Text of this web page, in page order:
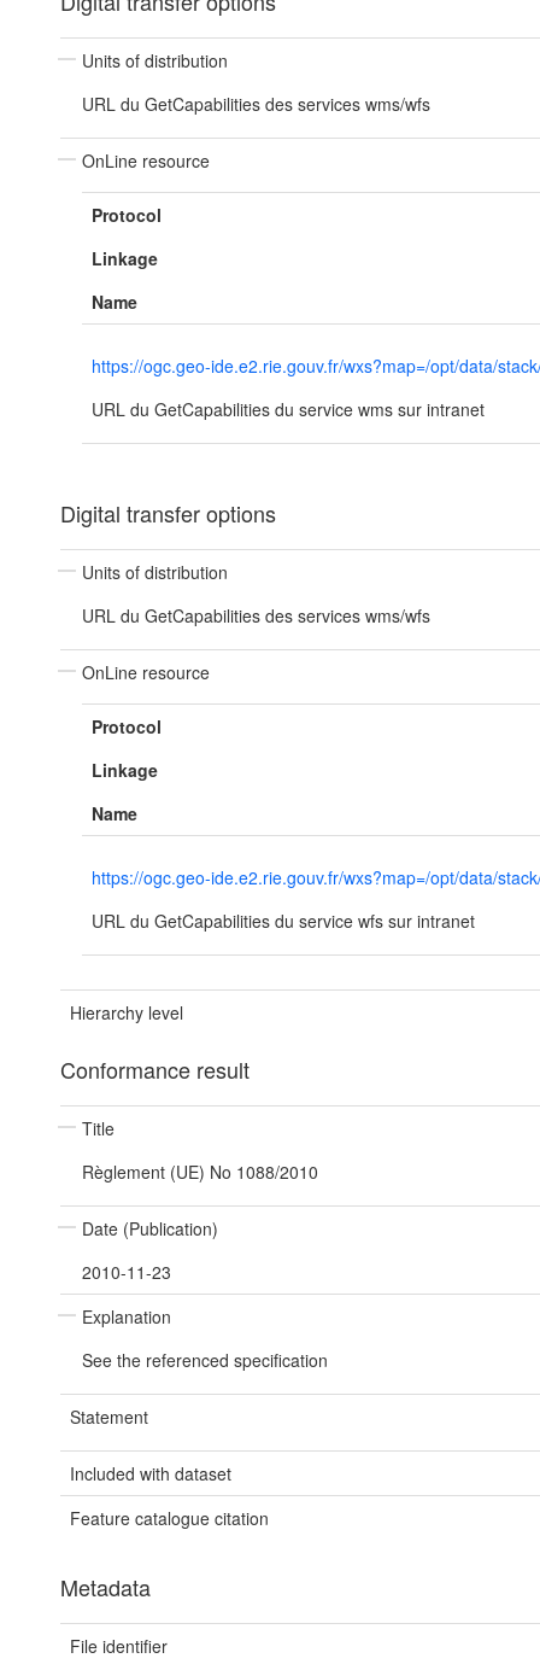
Units of distribution
URL du GetCapabilities des services wms/wfs
OnLine resource
Protocol
Linkage
Name
https://ogc.geo-ide.e2.rie.gouv.fr/wxs?map=/opt/data/
URL du GetCapabilities du service wms sur intranet
Digital transfer options
Units of distribution
URL du GetCapabilities des services wms/wfs
OnLine resource
Protocol
Linkage
Name
https://ogc.geo-ide.e2.rie.gouv.fr/wxs?map=/opt/data/
URL du GetCapabilities du service wfs sur intranet
Hierarchy level
Conformance result
Title
Règlement (UE) No 1088/2010
Date (Publication)
2010-11-23
Explanation
See the referenced specification
Statement
Included with dataset
Feature catalogue citation
Metadata
File identifier